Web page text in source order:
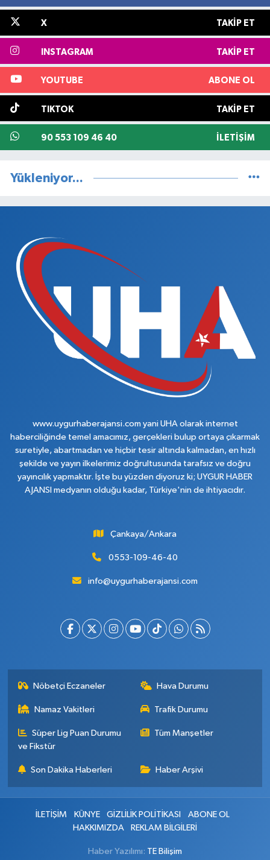
X TAKIP ET
INSTAGRAM TAKIP ET
YOUTUBE ABONE OL
TIKTOK TAKIP ET
90 553 109 46 40 İLETIŞIM
Yükleniyor...
www.uygurhaberajansi.com yani UHA olarak internet
haberciliğinde temel amacımız, gerçekleri bulup ortaya çıkarmak
suretiyle, abartmadan ve hiçbir tesir altında kalmadan, en hızlı
şekilde ve yayın ilkelerimiz doğrultusunda tarafsız ve doğru
yayıncılık yapmaktır. İşte bu yüzden diyoruz ki; UYGUR HABER
AJANSI medyanın olduğu kadar, Türkiye'nin de ihtiyacıdır.
Çankaya/Ankara
0553-109-46-40
info@uygurhaberajansi.com
Nöbetçi Eczaneler Hava Durumu
Namaz Vakitleri Trafik Durumu
Süper Lig Puan Durumu
ve Fikstür
Tüm Manşetler
Son Dakika Haberleri Haber Arşivi
İLETİŞİM KÜNYE GİZLİLİK POLİTİKASI
ABONE OL
HAKKIMIZDA
REKLAM BİLGİLERİ
Haber Yazılımı: TE Bilişim